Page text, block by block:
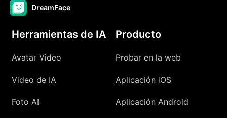
DreamFace
Herramientas de IA
Avatar Video
Video de IA
Foto AI
Producto
Probar en la web
Aplicación iOS
Aplicación Android